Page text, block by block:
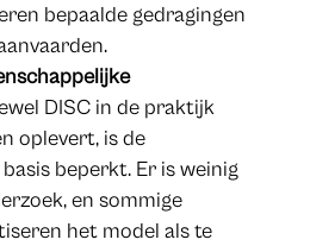
bepaalde gedragingen
DISC in de praktijk
oplevert, is de
beperkt. Er is weinig
en sommige
het model als te